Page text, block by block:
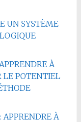
UN SYSTÈME
À
LE POTENTIEL
À